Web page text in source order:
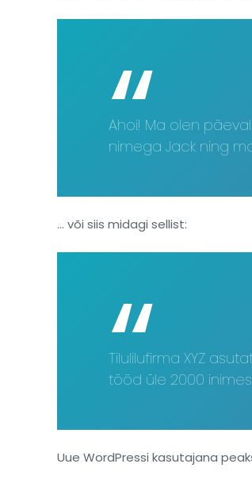
Ahoi! Ma olen
nimega Jack ning
… või siis midagi sellist:
Tilulilufirma XYZ
tööd üle 2000
Uue WordPressi kasutajana